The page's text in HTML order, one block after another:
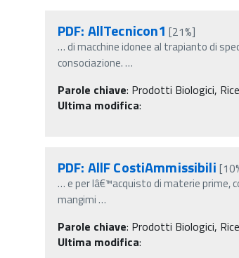
PDF: AllTecnicon1 [21%]
…di macchine idonee al trapianto di
consociazione.…
Parole chiave: Prodotti Biologici,
Ultima modifica:
PDF: AllF CostiAmmissibili
… e per lâ€™acquisto di materie prime,
mangimi…
Parole chiave: Prodotti Biologici,
Ultima modifica: